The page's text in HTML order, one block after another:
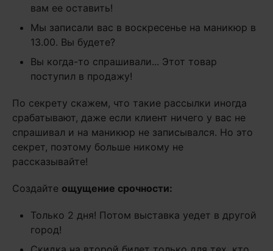
вам ее оставить!
Мы записали вас в воскресенье на маникюр в
13.00. Вы будете?
Вы когда-то спрашивали... Этот товар
поступил в продажу!
По секрету скажем, что такие рассылки иногда
срабатывают, даже если клиент ничего у вас не
спрашивал и на маникюр не записывался. Но это
секрет, поэтому больше никому не
рассказывайте!
Создайте ощущение срочности:
Только 2 дня! Потом выставка уедет в другой
город!